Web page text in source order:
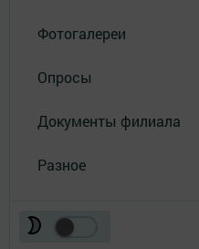
Фотогалереи
Опросы
Документы филиала
Разное